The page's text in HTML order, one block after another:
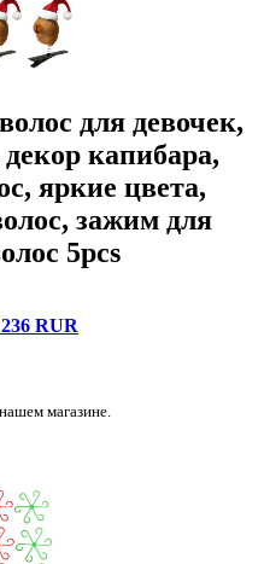
для девочек,
капибара,
яркие цвета,
зажим для
5pcs
RUR
магазине.